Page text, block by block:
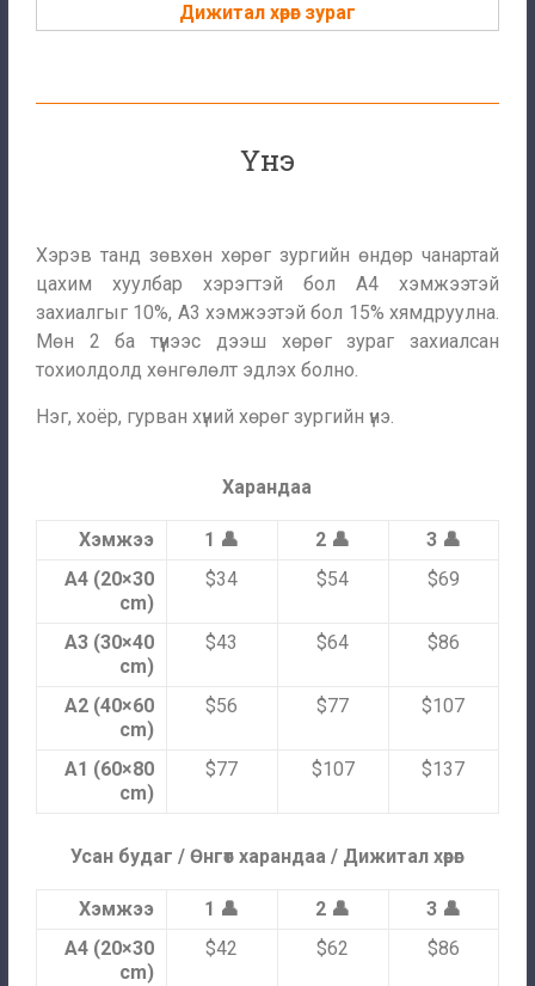
Дижитал хөрөг зураг
Үнэ
Хэрэв танд зөвхөн хөрөг зургийн өндөр чанартай
цахим хуулбар хэрэгтэй бол А4 хэмжээтэй
захиалгыг 10%, А3 хэмжээтэй бол 15% хямдруулна.
Мөн 2 ба түүнээс дээш хөрөг зураг захиалсан
тохиолдолд хөнгөлөлт эдлэх болно.
Нэг, хоёр, гурван хүний хөрөг зургийн үнэ.
Харандаа
Хэмжээ 1 👤 2 👤
3 👤
A4 (20×30
cm)
$34 $54 $69
A3 (30×40
cm)
$43 $64 $86
A2 (40×60
cm)
$56 $77 $107
A1 (60×80
cm)
$77 $107 $137
Усан будаг / Өнгөт харандаа / Дижитал хөрөг
Хэмжээ 1 👤 2 👤
3 👤
A4 (20×30
cm)
$42 $62 $86